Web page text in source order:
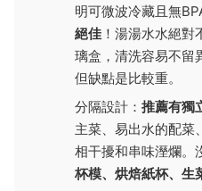
明可微波冷藏且無
絕佳！湯湯水水絕對
璃盒，清洗容易不留
但缺點是比較重。
分隔設計： 推薦有獨
主菜、易出水的配菜
相干擾和串味溼爛。
杯模、烘焙紙杯、生